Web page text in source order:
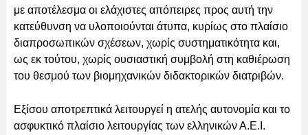
με αποτέλεσμα οι ελάχιστες απόπειρες προς αυτή την
κατεύθυνση να υλοποιούνται άτυπα, κυρίως στο πλαίσιο
διαπροσωπικών σχέσεων, χωρίς συστηματικότητα και,
ως εκ τούτου, χωρίς ουσιαστική συμβολή στη καθιέρωση
του θεσμού των βιομηχανικών διδακτορικών διατριβών.
Εξίσου αποτρεπτικά λειτουργεί η ατελής αυτονομία και το
ασφυκτικό πλαίσιο λειτουργίας των ελληνικών Α.Ε.Ι.